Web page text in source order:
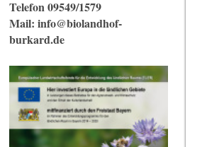
Telefon 09549/1579
Mail: info@biolandhof-
burkard.de